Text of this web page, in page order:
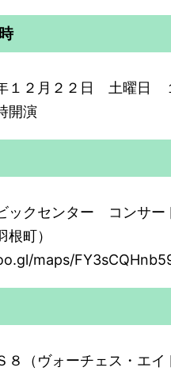
１２月２２日 土曜日
開演
ックセンター コンサ
根町）
maps/
８（ヴォーチェス・エイ